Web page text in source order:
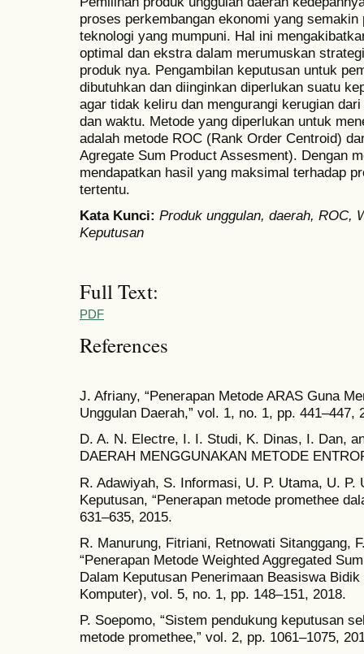
proses perkembangan ekonomi yang
teknologi yang mumpuni. Hal ini
optimal dan ekstra dalam merumuskan
produk nya. Pengambilan keputusan untuk
dibutuhkan dan diinginkan diperlukan suatu
agar tidak keliru dan mengurangi kerugian
dan waktu. Metode yang diperlukan untuk
adalah metode ROC (Rank Order Centroid)
Agregate Sum Product Assesment). Dengan
mendapatkan hasil yang maksimal terhadap
tertentu.
Kata Kunci: Produk unggulan, daerah, ROC,
Keputusan
Full Text:
PDF
References
J. Afriany, “Penerapan Metode ARAS Guna
Unggulan Daerah,” vol. 1, no. 1, pp. 441–447,
D. A. N. Electre, I. I. Studi, K. Dinas, I. Dan,
DAERAH MENGGUNAKAN METODE
R. Adawiyah, S. Informasi, U. P. Utama, U. P.
Keputusan, “Penerapan metode promethee
631–635, 2015.
R. Manurung, Fitriani, Retnowati Sitanggang,
“Penerapan Metode Weighted Aggregated
Dalam Keputusan Penerimaan Beasiswa
Komputer), vol. 5, no. 1, pp. 148–151, 2018.
P. Soepomo, “Sistem pendukung keputusan
metode promethee,” vol. 2, pp. 1061–1075,